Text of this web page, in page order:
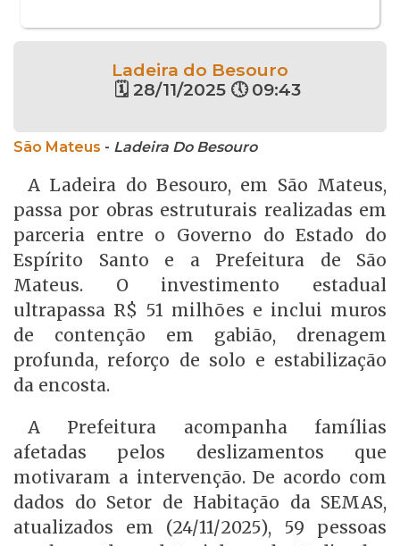
Ladeira do Besouro
🗓 28/11/2025 🕔 09:43
São Mateus - Ladeira Do Besouro
A Ladeira do Besouro, em São Mateus,
passa por obras estruturais realizadas em
parceria entre o Governo do Estado do
Espírito Santo e a Prefeitura de São
Mateus. O investimento estadual
ultrapassa R$ 51 milhões e inclui muros
de contenção em gabião, drenagem
profunda, reforço de solo e estabilização
da encosta.
A Prefeitura acompanha famílias
afetadas pelos deslizamentos que
motivaram a intervenção. De acordo com
dados do Setor de Habitação da SEMAS,
atualizados em (24/11/2025), 59 pessoas